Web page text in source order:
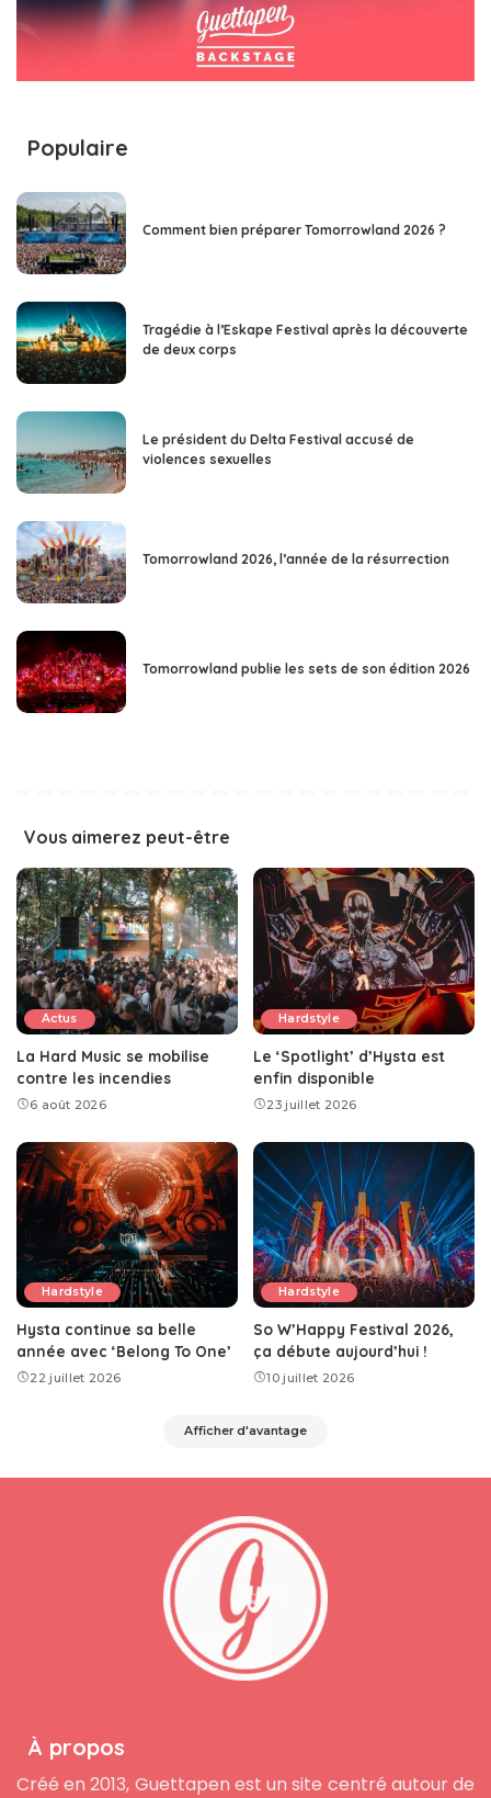
Populaire
Comment bien préparer Tomorrowland 2026 ?
Tragédie à l’Eskape Festival après la découverte
de deux corps
Le président du Delta Festival accusé de
violences sexuelles
Tomorrowland 2026, l’année de la résurrection
Tomorrowland publie les sets de son édition 2026
Vous aimerez peut-être
Actus
La Hard Music se mobilise
contre les incendies
6 août 2026
Hardstyle
Le ‘Spotlight’ d’Hysta est
enfin disponible
23 juillet 2026
Hardstyle
Hysta continue sa belle
année avec ‘Belong To One’
22 juillet 2026
Hardstyle
So W’Happy Festival 2026,
ça débute aujourd’hui !
10 juillet 2026
Afficher d'avantage
À propos
Créé en 2013, Guettapen est un site centré autour de